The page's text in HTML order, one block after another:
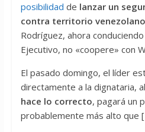
posibilidad de lanzar un
contra territorio venezolano
Rodríguez, ahora
Ejecutivo, no «coopere» con
El pasado domingo, el líder
directamente a la dignataria,
hace lo correcto, pagará un
probablemente más alto que